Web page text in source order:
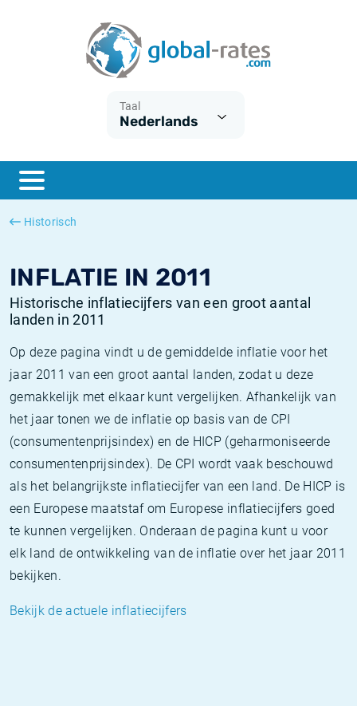
Taal
Nederlands
Historisch
INFLATIE IN 2011
Historische inflatiecijfers van een groot aantal
landen in 2011
Op deze pagina vindt u de gemiddelde inflatie voor het
jaar 2011 van een groot aantal landen, zodat u deze
gemakkelijk met elkaar kunt vergelijken. Afhankelijk van
het jaar tonen we de inflatie op basis van de CPI
(consumentenprijsindex) en de HICP (geharmoniseerde
consumentenprijsindex). De CPI wordt vaak beschouwd
als het belangrijkste inflatiecijfer van een land. De HICP is
een Europese maatstaf om Europese inflatiecijfers goed
te kunnen vergelijken. Onderaan de pagina kunt u voor
elk land de ontwikkeling van de inflatie over het jaar 2011
bekijken.
Bekijk de actuele inflatiecijfers
ESTER
SONIA
Wat is CPI inflatie?
Wat is HICP inflatie?
Nederlandse inflatie - CPI
Amerikaanse inflatie - CPI
Euribor historie
SOFR historie
TONAR historie
Inflatiecalculator